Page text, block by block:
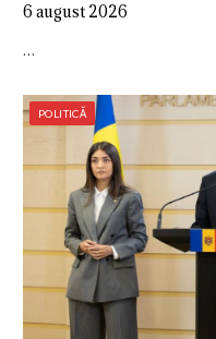
6 august 2026
…
POLITICĂ